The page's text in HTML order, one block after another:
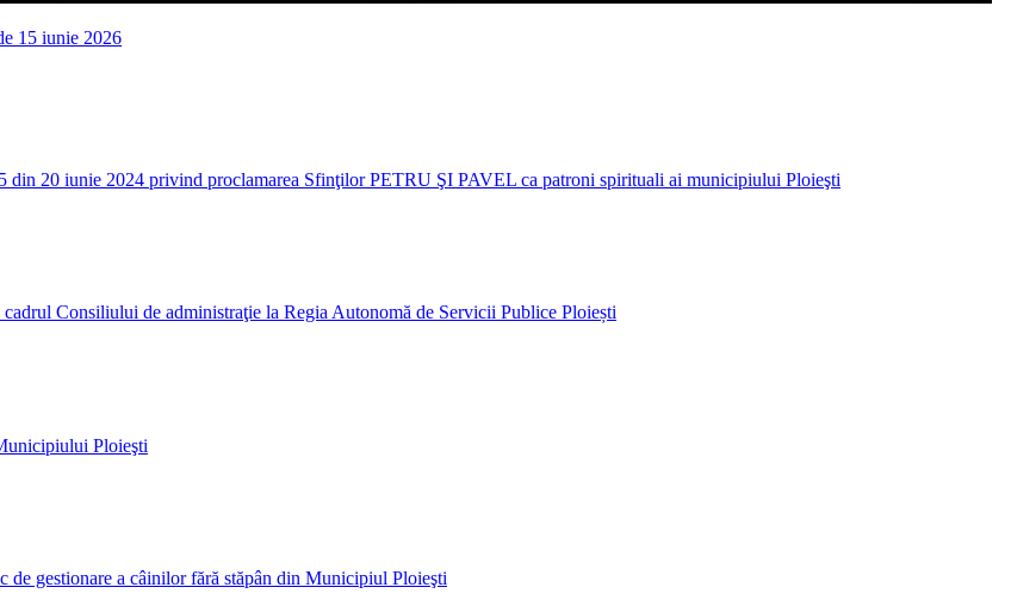
15 iunie 2026
20 iunie 2024 privind proclamarea Sfinţilor PETRU ŞI PAVEL ca patroni spirituali ai municipiului Ploieşti
Consiliului de administraţie la Regia Autonomă de Servicii Publice Ploiești
Ploieşti
gestionare a câinilor fără stăpân din Municipiul Ploieşti